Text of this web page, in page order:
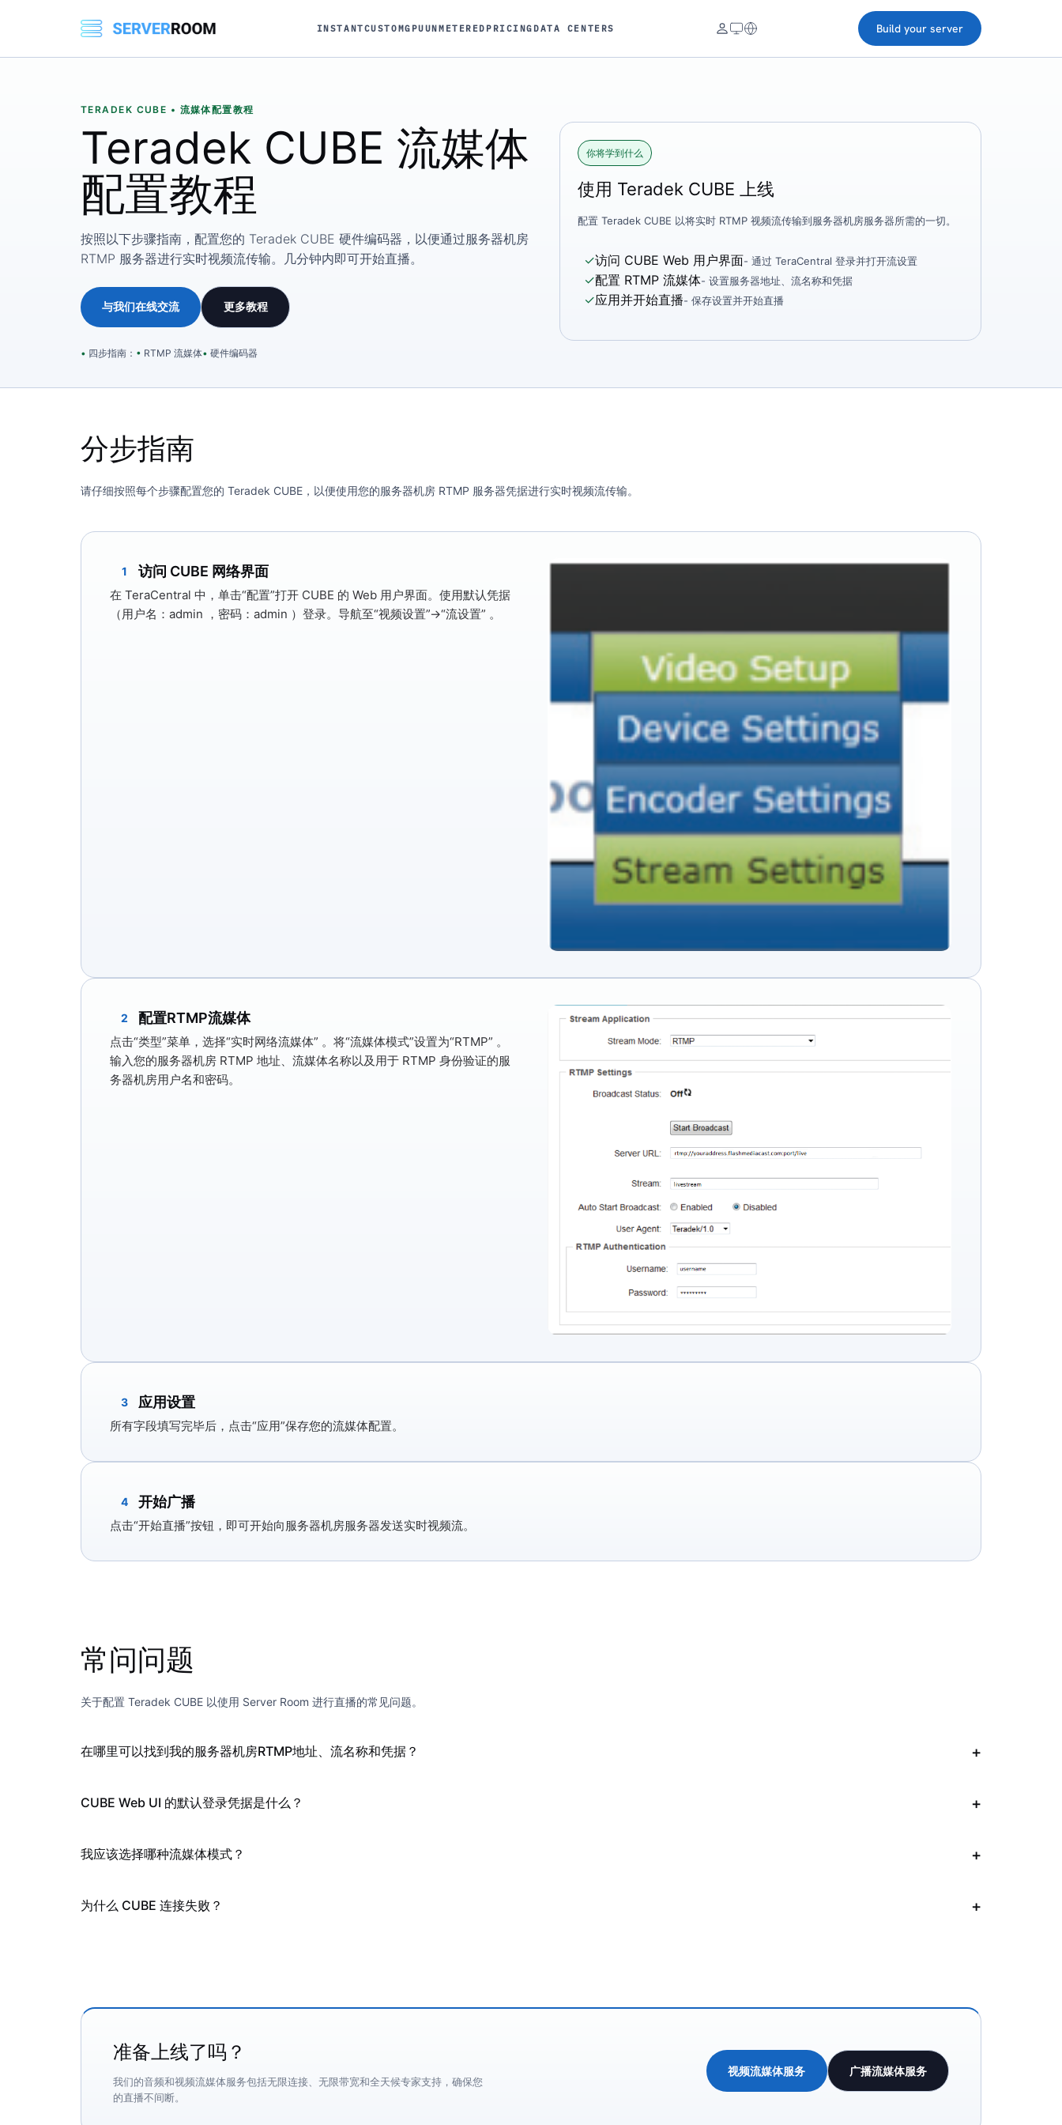
INSTANTCUSTOMGPUUNMETERED PRICING DATA CENTERS Build your server
TERADEK CUBE • 流媒体配置教程
Teradek CUBE 流媒体
配置教程
按照以下步骤指南，配置您的 Teradek CUBE 硬件编码器，以便通过服务器机房
RTMP 服务器进行实时视频流传输。几分钟内即可开始直播。
与我们在线交流 更多教程
四步指南： RTMP 流媒体 硬件编码器
你将学到什么
使用 Teradek CUBE 上线
配置 Teradek CUBE 以将实时 RTMP 视频流传输到服务器机房服务器所需的一切。
✓访问 CUBE Web 用户界面- 通过 TeraCentral 登录并打开流设置
✓配置 RTMP 流媒体- 设置服务器地址、流名称和凭据
✓应用并开始直播- 保存设置并开始直播
分步指南
请仔细按照每个步骤配置您的 Teradek CUBE，以便使用您的服务器机房 RTMP 服务器凭据进行实时视频流传输。
1 访问 CUBE 网络界面
在 TeraCentral 中，单击“配置”打开 CUBE 的 Web 用户界面。使用默认凭据
（用户名：admin ， 密码：admin ）登录。导航至“视频设置”→“流设置” 。
2 配置RTMP流媒体
点击“类型”菜单，选择“实时网络流媒体” 。将“流媒体模式”设置为“RTMP” 。
输入您的服务器机房 RTMP 地址、流媒体名称以及用于 RTMP 身份验证的服
务器机房用户名和密码。
3 应用设置
所有字段填写完毕后，点击“应用”保存您的流媒体配置。
4 开始广播
点击“开始直播”按钮，即可开始向服务器机房服务器发送实时视频流。
常问问题
关于配置 Teradek CUBE 以使用 Server Room 进行直播的常见问题。
在哪里可以找到我的服务器机房RTMP地址、流名称和凭据？
CUBE Web UI 的默认登录凭据是什么？
我应该选择哪种流媒体模式？
为什么 CUBE 连接失败？
准备上线了吗？
我们的音频和视频流媒体服务包括无限连接、无限带宽和全天候专家支持，确保您
的直播不间断。
视频流媒体服务 广播流媒体服务